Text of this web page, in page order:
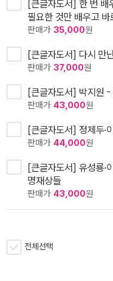
[큰글자도서] 한 번 배
필요한 것만 배우고
판매가 35,000원
[큰글자도서] 다시 만
판매가 37,000원
[큰글자도서] 박지원 -
판매가 43,000원
[큰글자도서] 정제두·
판매가 44,000원
[큰글자도서] 유성룡·
명재상들
판매가 43,000원
전체선택